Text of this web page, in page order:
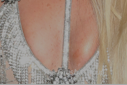
The Grosby Group